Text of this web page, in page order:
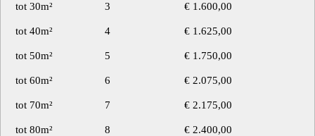
tot 30m² 3 € 1.600,00
tot 40m² 4 € 1.625,00
tot 50m² 5 € 1.750,00
tot 60m² 6 € 2.075,00
tot 70m² 7 € 2.175,00
tot 80m² 8 € 2.400,00